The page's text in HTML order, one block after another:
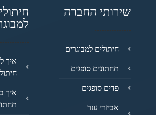
שירותי החברה
חיתולים למבוגרים
תחתונים סופגים
פדים סופגים
אביזרי עזר
איך
איך